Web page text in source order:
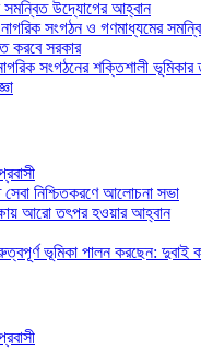
সমন্বিত উদ্যোগের আহ্বান
সংগঠন ও গণমাধ্যমের
করবে সরকার
সংগঠনের শক্তিশালী ভূমিকার
নিশ্চিতকরণে আলোচনা সভা
আরো তৎপর হওয়ার আহ্বান
গুরুত্বপূর্ণ ভূমিকা পালন করছেন: